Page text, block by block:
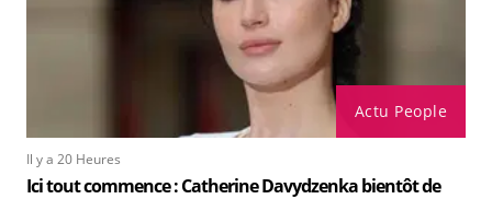
Actu People
Il y a 20 Heures
Ici tout commence : Catherine Davydzenka bientôt de